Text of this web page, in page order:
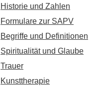
Historie und Zahlen
Formulare zur SAPV
Begriffe und Definitionen
Spiritualität und Glaube
Trauer
Kunsttherapie